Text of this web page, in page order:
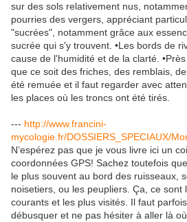
sur des sols relativement nus,
pourries des vergers, appréciant
"sucrées", notamment grâce aux
sucrée qui s'y trouvent. •Les bords de
cause de l'humidité et de la clarté.
que ce soit des friches, des remblais,
été remuée et il faut regarder avec
les places où les troncs ont été tirés.
--- http://www.francini-
mycologie.fr/DOSSIERS_SPECIAUX/
N’espérez pas que je vous livre ici un
coordonnées GPS! Sachez toutefois
le plus souvent au bord des ruisseaux,
noisetiers, ou les peupliers. Ça, ce sont
courants et les plus visités. Il faut
débusquer et ne pas hésiter à aller là